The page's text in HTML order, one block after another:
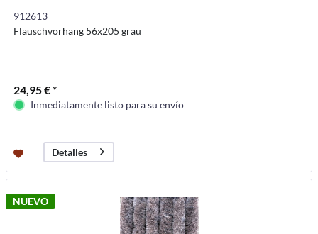
912613
Flauschvorhang 56x205 grau
24,95 € *
Inmediatamente listo para su envío
Detalles
NUEVO